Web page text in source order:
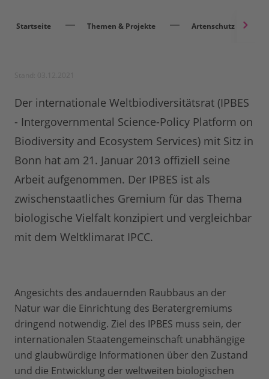
Startseite Themen & Projekte Artenschutz
Der internationale Weltbiodiversitätsrat (IPBES
- Intergovernmental Science-Policy Platform on
Biodiversity and Ecosystem Services) mit Sitz in
Bonn hat am 21. Januar 2013 offiziell seine
Arbeit aufgenommen. Der IPBES ist als
zwischenstaatliches Gremium für das Thema
biologische Vielfalt konzipiert und vergleichbar
mit dem Weltklimarat IPCC.
Angesichts des andauernden Raubbaus an der
Natur war die Einrichtung des Beratergremiums
dringend notwendig. Ziel des IPBES muss sein, der
internationalen Staatengemeinschaft unabhängige
und glaubwürdige Informationen über den Zustand
und die Entwicklung der weltweiten biologischen